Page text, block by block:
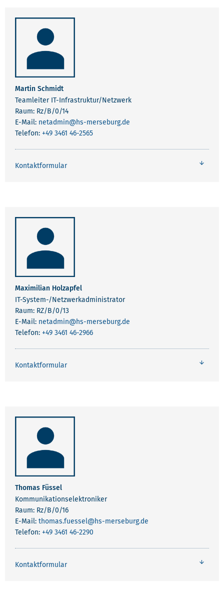
Martin Schmidt
Teamleiter IT-Infrastruktur/Netzwerk
Raum: Rz/B/0/14
E-Mail: netadmin@hs-merseburg.de
Telefon: +49 3461 46-2565
Kontaktformular
Maximilian Holzapfel
IT-System-/Netzwerkadministrator
Raum: RZ/B/0/13
E-Mail: netadmin@hs-merseburg.de
Telefon: +49 3461 46-2966
Kontaktformular
Thomas Füssel
Kommunikationselektroniker
Raum: Rz/B/0/16
E-Mail: thomas.fuessel@hs-merseburg.de
Telefon: +49 3461 46-2290
Kontaktformular